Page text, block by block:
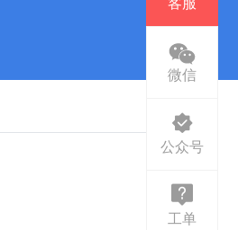
客服
微信
公众号
工单